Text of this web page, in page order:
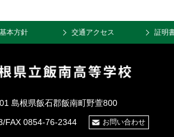
本方針 交通アクセス 証明
島根県飯石郡飯南町野萱800
FAX 0854-76-2344
お問い合わせ